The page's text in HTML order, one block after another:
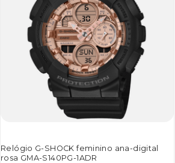
Relógio G-SHOCK feminino ana-digital
rosa GMA-S140PG-1ADR